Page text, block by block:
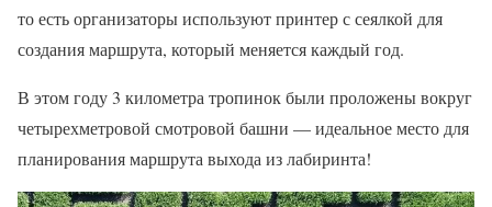
то есть организаторы используют принтер с сеялкой для
создания маршрута, который меняется каждый год.
В этом году 3 километра тропинок были проложены вокруг
четырехметровой смотровой башни — идеальное место для
планирования маршрута выхода из лабиринта!